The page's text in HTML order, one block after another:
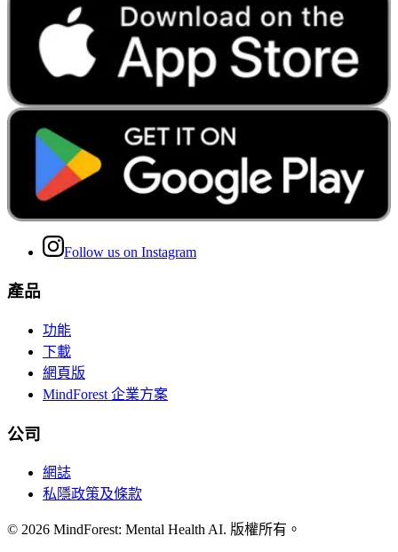
Follow us on Instagram
產品
功能
下載
網頁版
MindForest 企業方案
公司
網誌
私隱政策及條款
© 2026 MindForest: Mental Health AI. 版權所有。